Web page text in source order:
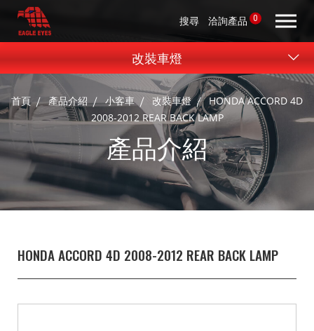
搜尋 洽詢產品 0
首頁 產品介紹 小客車 改裝車燈
HONDA ACCORD 4D
2008-2012 REAR BACK LAMP
產品介紹
改裝車燈
HONDA ACCORD 4D 2008-2012 REAR BACK LAMP